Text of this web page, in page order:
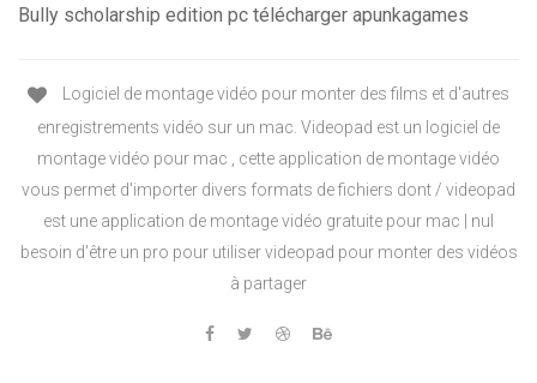
Bully scholarship edition pc télécharger apunkagames
Logiciel de montage vidéo pour monter des films et d'autres
enregistrements vidéo sur un mac. Videopad est un logiciel de
montage vidéo pour mac , cette application de montage vidéo
vous permet d'importer divers formats de fichiers dont / videopad
est une application de montage vidéo gratuite pour mac | nul
besoin d'être un pro pour utiliser videopad pour monter des vidéos
à partager